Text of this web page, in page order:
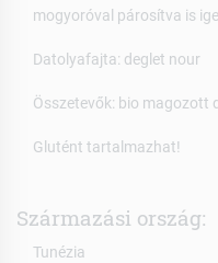
mogyoróval párosítva is
Datolyafajta: deglet nour
Összetevők: bio magozott
Glutént tartalmazhat!
Származási ország:
Tunézia